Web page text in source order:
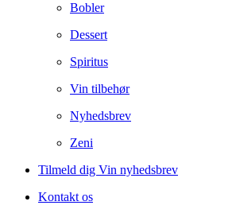
Bobler
Dessert
Spiritus
Vin tilbehør
Nyhedsbrev
Zeni
Tilmeld dig Vin nyhedsbrev
Kontakt os